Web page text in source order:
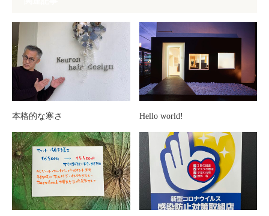
本格的な寒さ Hello world!